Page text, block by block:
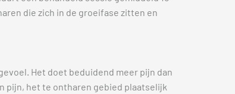
die zich in de groeifase zitten en
Het doet beduidend meer pijn dan
pijn, het te ontharen gebied plaatselijk